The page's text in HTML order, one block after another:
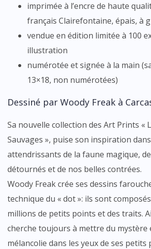
imprimée à l’encre de haute
français Clairefontaine, épais, à
vendue en édition limitée à 100
illustration
numérotée et signée à la main
13×18, non numérotées)
Dessiné par Woody Freak à
Sa nouvelle collection des Art Prints «
Sauvages », puise son inspiration
attendrissants de la faune magique,
détournés et de nos belles contrées.
Woody Freak crée ses dessins
technique du « dot »: ils sont
millions de petits points et des traits.
cherche toujours à mettre du mystère
mélancolie dans les yeux de ses